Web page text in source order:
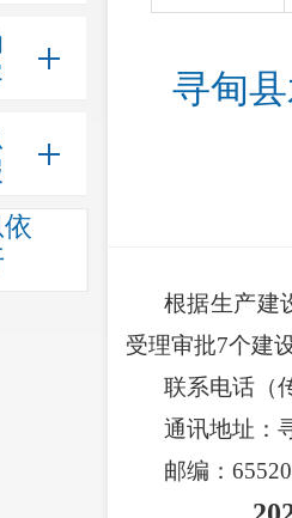
寻甸
根据生产建
受理审批7个建
联系电话（
通讯地址：
邮编：